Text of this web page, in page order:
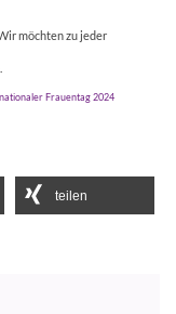
möchten zu jeder
Frauentag 2024
teilen